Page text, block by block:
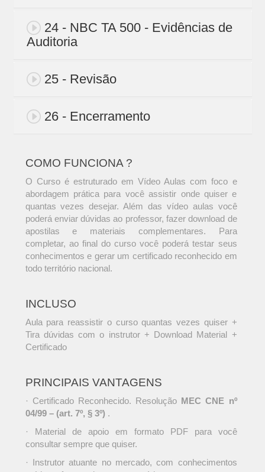
24 - NBC TA 500 - Evidências de
Auditoria
25 - Revisão
26 - Encerramento
COMO FUNCIONA ?
O Curso é estruturado em Vídeo Aulas com foco e
abordagem prática para você assistir onde quiser e
quantas vezes desejar. Além das vídeo aulas você
poderá enviar dúvidas ao professor, fazer download de
apostilas e materiais complementares. Para
completar, ao final do curso você poderá testar seus
conhecimentos e gerar um certificado reconhecido em
todo território nacional.
INCLUSO
Aula para reassistir o curso quantas vezes quiser +
Tira dúvidas com o instrutor + Download Material +
Certificado
PRINCIPAIS VANTAGENS
· Certificado Reconhecido. Resolução MEC CNE nº
04/99 – (art. 7º, § 3º) .
· Material de apoio em formato PDF para você
consultar sempre que quiser.
· Instrutor atuante no mercado, com conhecimentos